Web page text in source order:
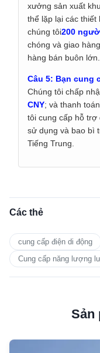
xưởng sản xuất
thể lặp lại các thiết
chúng tôi200
chóng và giao
hàng bán buôn lớn.
Câu 5: Bạn cung
Chúng tôi chấp
CNY; và thanh toán
tôi cung cấp hỗ
sử dụng và bao bì
Tiếng Trung.
Các thẻ
cung cấp điện di động
Cung cấp năng lượng
Sản